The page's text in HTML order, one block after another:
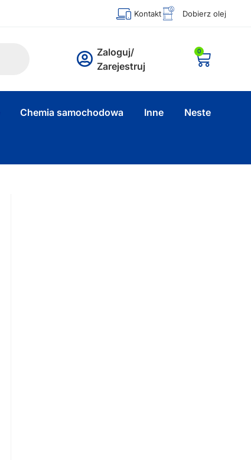
Kontakt Dobierz olej
Zaloguj/
Zarejestruj
0
Chemia samochodowa Inne Neste